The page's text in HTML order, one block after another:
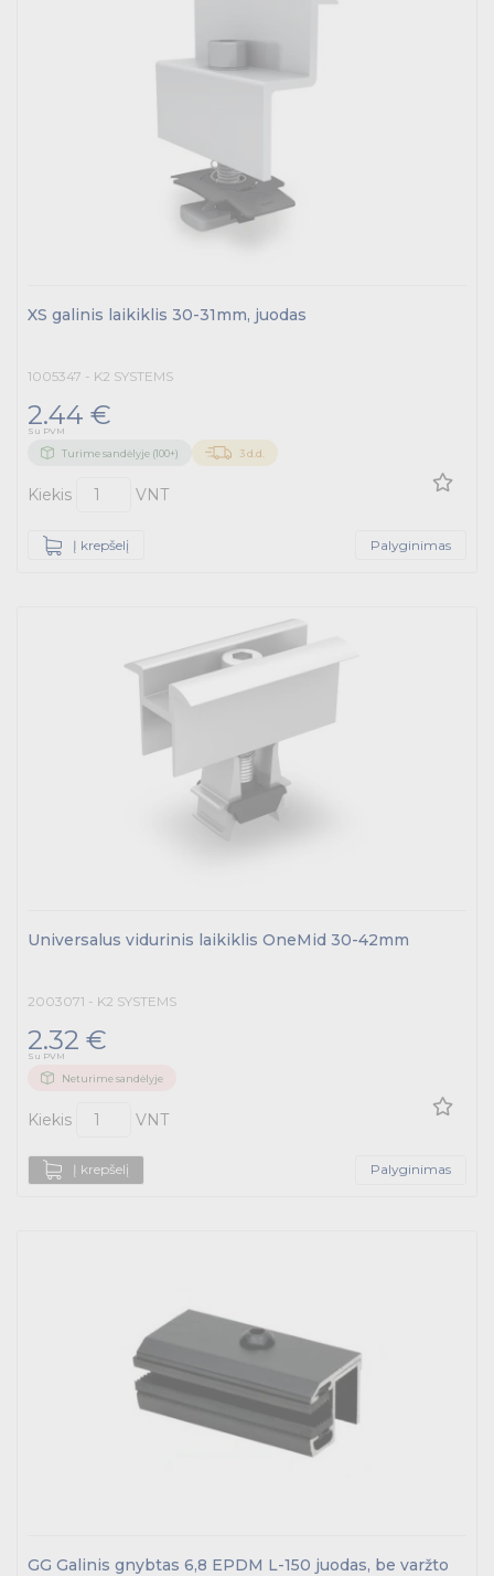
XS galinis laikiklis 30-31mm, juodas
1005347 - K2 SYSTEMS
2.44 €
Su PVM
Turime sandėlyje (100+) 3 d.d.
Kiekis VNT
Į krepšelį Palyginimas
Universalus vidurinis laikiklis OneMid 30-42mm
2003071 - K2 SYSTEMS
2.32 €
Su PVM
Neturime sandėlyje
Kiekis VNT
Į krepšelį Palyginimas
GG Galinis gnybtas 6,8 EPDM L-150 juodas, be varžto